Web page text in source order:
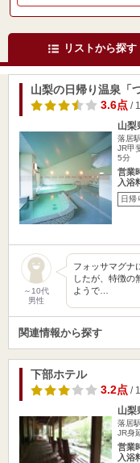
リストから探す
山梨の日帰り温泉「
3.6点/
山梨
落居
JR甲
5分
営業
入浴
日帰
～10代
男性
フォッサマグナ
したが、特徴の
ようで…
関連情報から探す
下部ホテル
3.2点/
山梨
落居
JR身
営業
入浴